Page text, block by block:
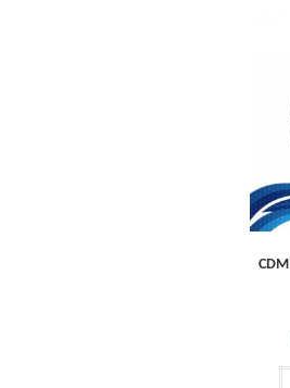
الکتروپمپ تمام استیل ابارا CDM